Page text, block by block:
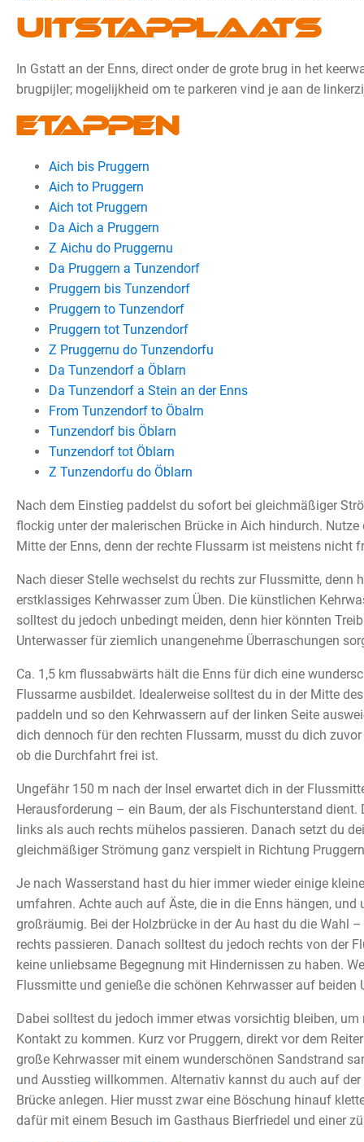
Uitstapplaats
In Gstatt an der Enns, direct onder de grote brug in het
brugpijler; mogelijkheid om te parkeren vind je aan de
Etappen
Aich bis Pruggern
Aich to Pruggern
Aich tot Pruggern
Da Aich a Pruggern
Z Aichu do Pruggernu
Da Pruggern a Tunzendorf
Pruggern bis Tunzendorf
Pruggern to Tunzendorf
Pruggern tot Tunzendorf
Z Pruggernu do Tunzendorfu
Da Tunzendorf a Öblarn
Da Tunzendorf a Stein an der Enns
From Tunzendorf to Öbalrn
Tunzendorf bis Öblarn
Tunzendorf tot Öblarn
Z Tunzendorfu do Öblarn
Nach dem Einstieg paddelst du sofort bei gleichmäßiger
flockig unter der malerischen Brücke in Aich hindurch.
Mitte der Enns, denn der rechte Flussarm ist meistens nicht
Nach dieser Stelle wechselst du rechts zur Flussmitte, denn
erstklassiges Kehrwasser zum Üben. Die künstlichen
solltest du jedoch unbedingt meiden, denn hier könnten
Unterwasser für ziemlich unangenehme Überraschungen
Ca. 1,5 km flussabwärts hält die Enns für dich eine
Flussarme ausbildet. Idealerweise solltest du in der Mitte
paddeln und so den Kehrwassern auf der linken Seite
dich dennoch für den rechten Flussarm, musst du dich
ob die Durchfahrt frei ist.
Ungefähr 150 m nach der Insel erwartet dich in der
Herausforderung – ein Baum, der als Fischunterstand
links als auch rechts mühelos passieren. Danach setzt du
gleichmäßiger Strömung ganz verspielt in Richtung
Je nach Wasserstand hast du hier immer wieder einige
umfahren. Achte auch auf Äste, die in die Enns hängen,
großräumig. Bei der Holzbrücke in der Au hast du die Wahl
rechts passieren. Danach solltest du jedoch rechts von der
keine unliebsame Begegnung mit Hindernissen zu haben.
Flussmitte und genieße die schönen Kehrwasser auf beiden
Dabei solltest du jedoch immer etwas vorsichtig bleiben,
Kontakt zu kommen. Kurz vor Pruggern, direkt vor dem
große Kehrwasser mit einem wunderschönen Sandstrand
und Ausstieg willkommen. Alternativ kannst du auch auf der
Brücke anlegen. Hier musst zwar eine Böschung hinauf
dafür mit einem Besuch im Gasthaus Bierfriedel und einer